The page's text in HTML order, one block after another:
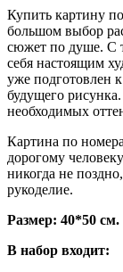
Купить картину
большом выбор
сюжет по душе. С
себя настоящим
уже подготовлен
будущего
необходимых
Картина по
дорогому
никогда не
рукоделие.
Размер: 40*50 см.
В набор входит: